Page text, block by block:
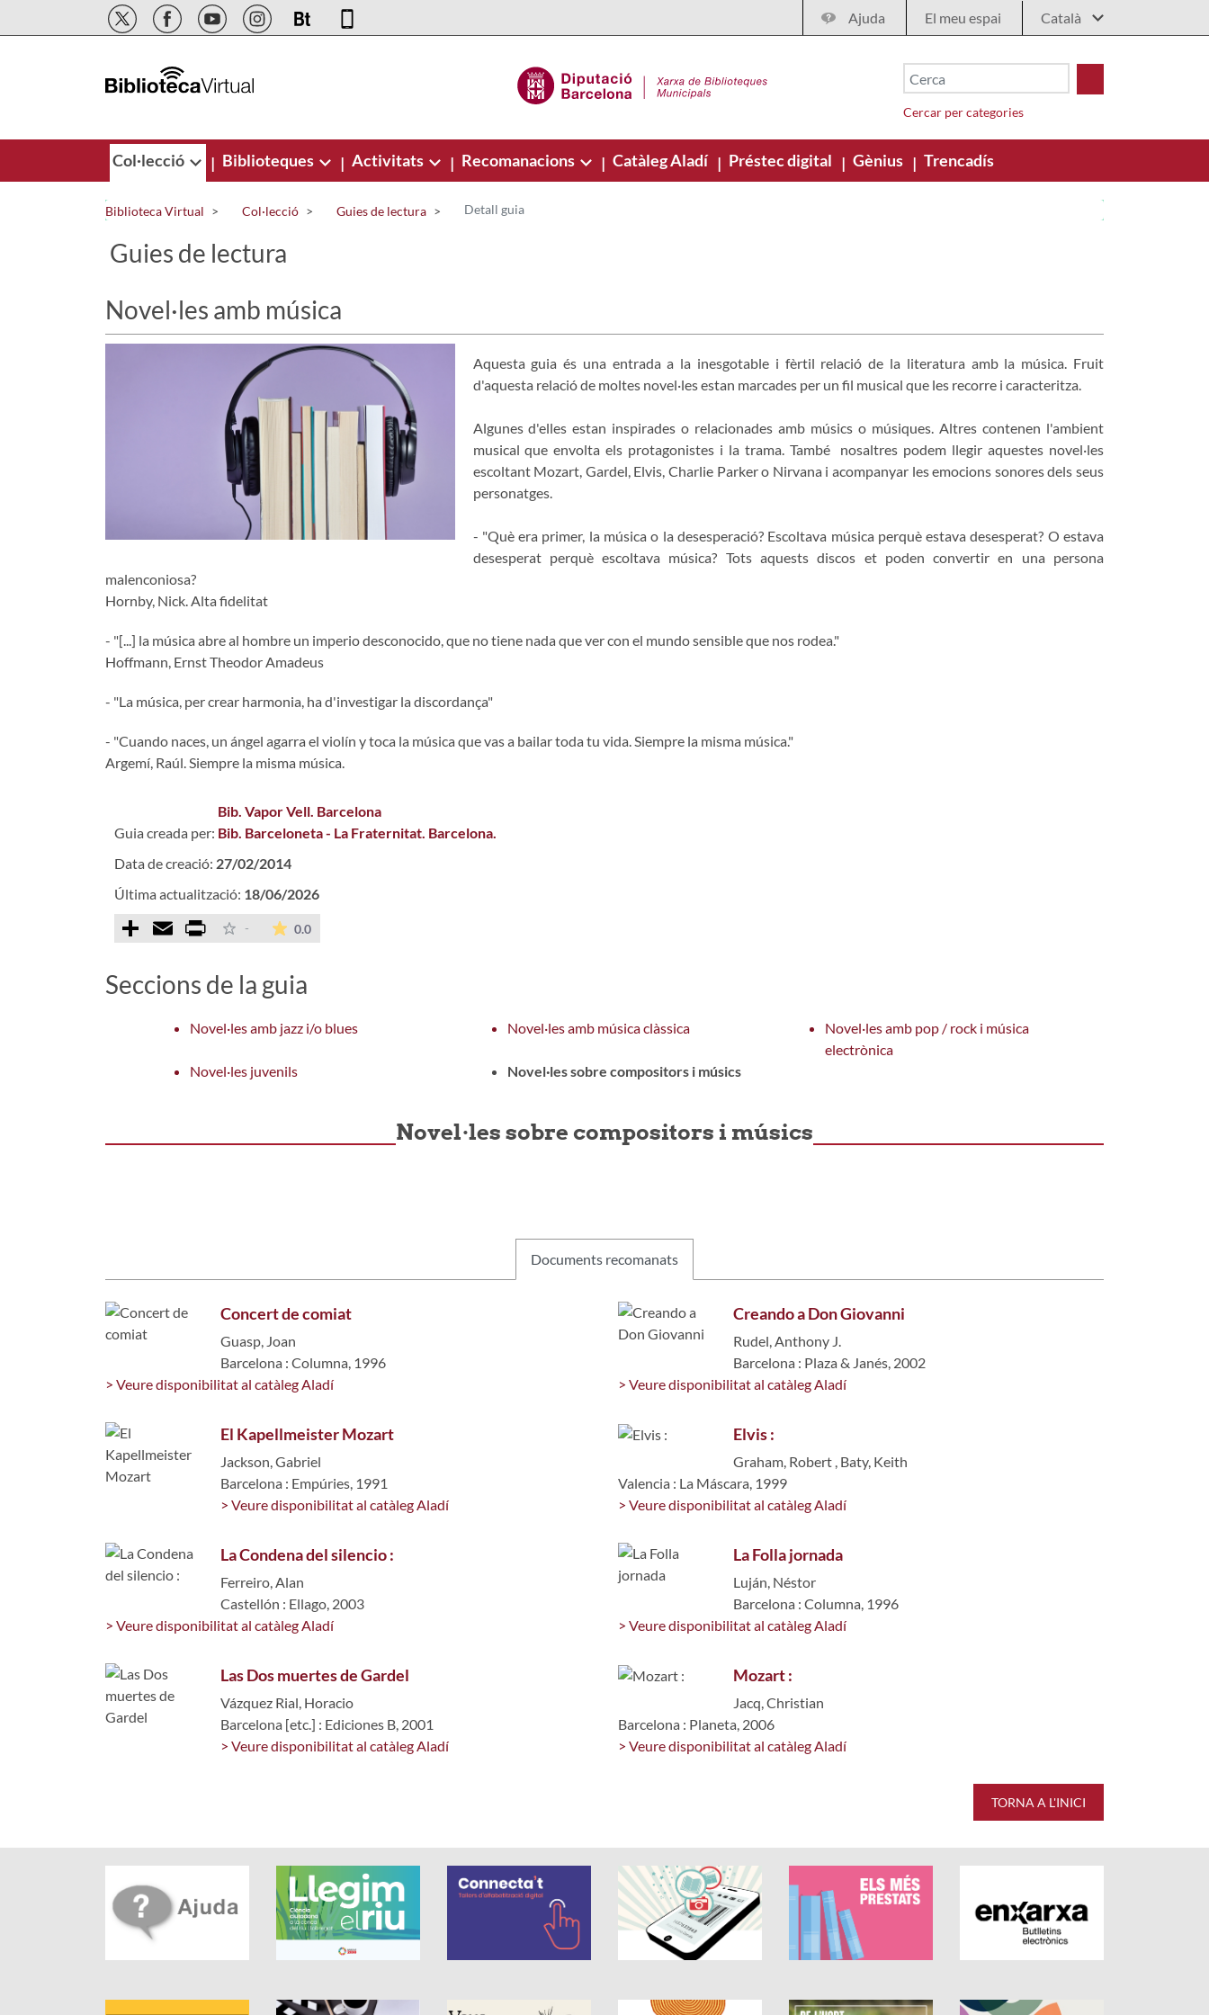
Salta al contingut principal Ajuda El meu espai
Cercar per categories
Col·lecció | Biblioteques | Activitats | Recomanacions | Catàleg Aladí | Préstec digital | Gènius | Trencadís
Biblioteca Virtual Col·lecció Guies de lectura Detall guia
Guies de lectura
Novel·les amb música
Aquesta guia és una entrada a la inesgotable i fèrtil relació de la literatura amb la música. Fruit
d'aquesta relació de moltes novel·les estan marcades per un fil musical que les recorre i caracteritza.
Algunes d'elles estan inspirades o relacionades amb músics o músiques. Altres contenen l'ambient
musical que envolta els protagonistes i la trama. També nosaltres podem llegir aquestes novel·les
escoltant Mozart, Gardel, Elvis, Charlie Parker o Nirvana i acompanyar les emocions sonores dels seus
personatges.
- "Què era primer, la música o la desesperació? Escoltava música perquè estava desesperat? O estava
desesperat perquè escoltava música? Tots aquests discos et poden convertir en una persona
malenconiosa?
Hornby, Nick. Alta fidelitat
- "[...] la música abre al hombre un imperio desconocido, que no tiene nada que ver con el mundo sensible que nos rodea."
Hoffmann, Ernst Theodor Amadeus
- "La música, per crear harmonia, ha d'investigar la discordança"
- "Cuando naces, un ángel agarra el violín y toca la música que vas a bailar toda tu vida. Siempre la misma música."
Argemí, Raúl. Siempre la misma música.
Guia creada per:
Bib. Vapor Vell. Barcelona
Bib. Barceloneta - La Fraternitat. Barcelona.
Data de creació: 27/02/2014
Última actualització: 18/06/2026
Comparteix
Email Print - 0.0La mitjana de les valoracions és de 0 estrelles de 5.
Seccions de la guia
Novel·les amb jazz i/o blues Novel·les amb música clàssica
Novel·les amb pop / rock i música
electrònica
Novel·les juvenils
Novel·les sobre compositors i músics
Novel·les sobre compositors i músics
Documents recomanats
Concert de comiat
Guasp, Joan
Barcelona : Columna, 1996
> Veure disponibilitat al catàleg Aladí
Creando a Don Giovanni
Rudel, Anthony J.
Barcelona : Plaza & Janés, 2002
> Veure disponibilitat al catàleg Aladí
El Kapellmeister Mozart
Jackson, Gabriel
Barcelona : Empúries, 1991
> Veure disponibilitat al catàleg Aladí
Elvis :
Graham, Robert , Baty, Keith
Valencia : La Máscara, 1999
> Veure disponibilitat al catàleg Aladí
La Condena del silencio :
Ferreiro, Alan
Castellón : Ellago, 2003
> Veure disponibilitat al catàleg Aladí
La Folla jornada
Luján, Néstor
Barcelona : Columna, 1996
> Veure disponibilitat al catàleg Aladí
Las Dos muertes de Gardel
Vázquez Rial, Horacio
Barcelona [etc.] : Ediciones B, 2001
> Veure disponibilitat al catàleg Aladí
Mozart :
Jacq, Christian
Barcelona : Planeta, 2006
> Veure disponibilitat al catàleg Aladí
TORNA A L'INICI